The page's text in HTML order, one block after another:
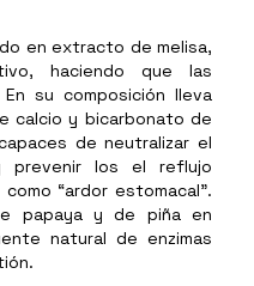
en extracto de melisa,
haciendo que las
su composición lleva
calcio y bicarbonato de
de neutralizar el
prevenir los el reflujo
“ardor estomacal”.
papaya y de piña en
natural de enzimas